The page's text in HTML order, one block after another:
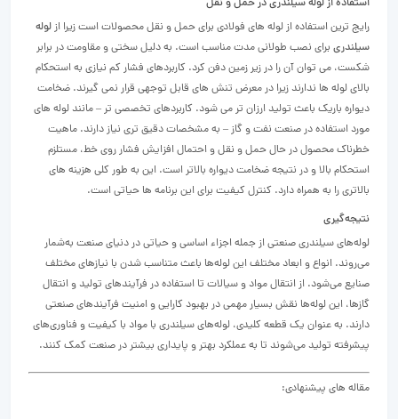
استفاده از لوله سیلندری در حمل و نقل
رایج ترین استفاده از لوله های فولادی برای حمل و نقل محصولات است زیرا ازلوله
سیلندری برای نصب طولانی مدت مناسب است. به دلیل سختی و مقاومت در برابر
شکست، می توان آن را در زیر زمین دفن کرد. کاربردهای فشار کم نیازی به استحکام
بالای لوله ها ندارند زیرا در معرض تنش های قابل توجهی قرار نمی گیرند. ضخامت
دیواره باریک باعث تولید ارزان تر می شود. کاربردهای تخصصی تر – مانند لوله های
مورد استفاده در صنعت نفت و گاز – به مشخصات دقیق تری نیاز دارند. ماهیت
خطرناک محصول در حال حمل و نقل و احتمال افزایش فشار روی خط، مستلزم
استحکام بالا و در نتیجه ضخامت دیواره بالاتر است. این به طور کلی هزینه های
بالاتری را به همراه دارد. کنترل کیفیت برای این برنامه ها حیاتی است.
نتیجه‌گیری
لوله‌های سیلندری صنعتی از جمله اجزاء اساسی و حیاتی در دنیای صنعت به‌شمار
می‌روند. انواع و ابعاد مختلف این لوله‌ها باعث متناسب شدن با نیازهای مختلف
صنایع می‌شود. از انتقال مواد و سیالات تا استفاده در فرآیندهای تولید و انتقال
گازها، این لوله‌ها نقش بسیار مهمی در بهبود کارایی و امنیت فرآیندهای صنعتی
دارند. به عنوان یک قطعه کلیدی، لوله‌های سیلندری با مواد با کیفیت و فناوری‌های
پیشرفته تولید می‌شوند تا به عملکرد بهتر و پایداری بیشتر در صنعت کمک کنند.
مقاله های پیشنهادی: